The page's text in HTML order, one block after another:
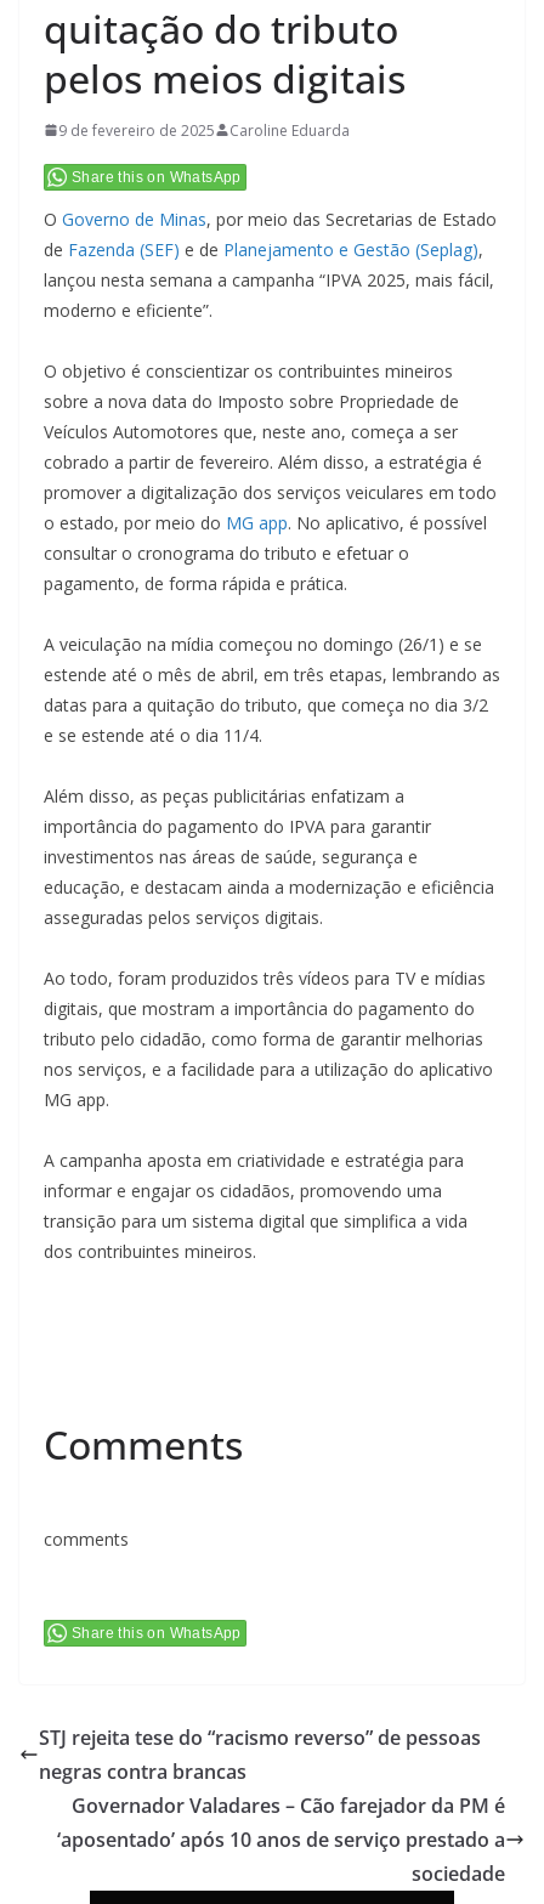
quitação do tributo
pelos meios digitais
9 de fevereiro de 2025 Caroline Eduarda
Share this on WhatsApp
O Governo de Minas, por meio das Secretarias de Estado
de Fazenda (SEF) e de Planejamento e Gestão (Seplag),
lançou nesta semana a campanha “IPVA 2025, mais fácil,
moderno e eficiente”.
O objetivo é conscientizar os contribuintes mineiros
sobre a nova data do Imposto sobre Propriedade de
Veículos Automotores que, neste ano, começa a ser
cobrado a partir de fevereiro. Além disso, a estratégia é
promover a digitalização dos serviços veiculares em todo
o estado, por meio do MG app. No aplicativo, é possível
consultar o cronograma do tributo e efetuar o
pagamento, de forma rápida e prática.
A veiculação na mídia começou no domingo (26/1) e se
estende até o mês de abril, em três etapas, lembrando as
datas para a quitação do tributo, que começa no dia 3/2
e se estende até o dia 11/4.
Além disso, as peças publicitárias enfatizam a
importância do pagamento do IPVA para garantir
investimentos nas áreas de saúde, segurança e
educação, e destacam ainda a modernização e eficiência
asseguradas pelos serviços digitais.
Ao todo, foram produzidos três vídeos para TV e mídias
digitais, que mostram a importância do pagamento do
tributo pelo cidadão, como forma de garantir melhorias
nos serviços, e a facilidade para a utilização do aplicativo
MG app.
A campanha aposta em criatividade e estratégia para
informar e engajar os cidadãos, promovendo uma
transição para um sistema digital que simplifica a vida
dos contribuintes mineiros.
Comments
comments
Share this on WhatsApp
STJ rejeita tese do “racismo reverso” de pessoas
negras contra brancas
Governador Valadares – Cão farejador da PM é
‘aposentado’ após 10 anos de serviço prestado a
sociedade